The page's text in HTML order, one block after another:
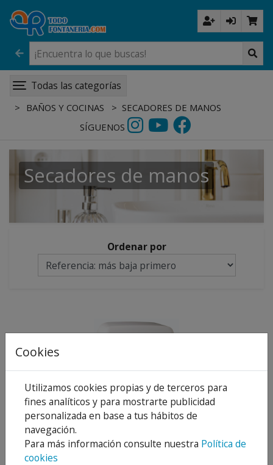
Todas las categorías
BAÑOS Y COCINAS
SECADORES DE MANOS
SÍGUENOS
Secadores de manos
Ordenar por
SECADOR DE MANOS
SANIFLOW
30 %
Cookies
Utilizamos cookies propias y de terceros para
fines analíticos y para mostrarte publicidad
personalizada en base a tus hábitos de
navegación.
Para más información consulte nuestra Política de
cookies